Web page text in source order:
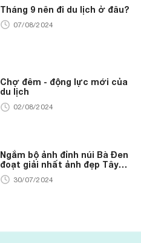
Tháng 9 nên đi du lịch ở đâu?
07/08/2024
Chợ đêm - động lực mới của
du lịch
02/08/2024
Ngắm bộ ảnh đỉnh núi Bà Đen
đoạt giải nhất ảnh đẹp Tây
Ninh
30/07/2024